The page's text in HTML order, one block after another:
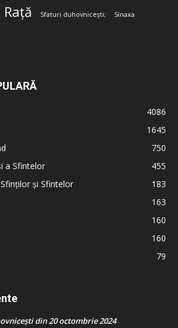
Sfaturi duhovnicești; Sinaxa
4086
1645
750
a Sfintelor
455
și Sfintelor
183
163
160
160
79
din 20 octombrie 2024